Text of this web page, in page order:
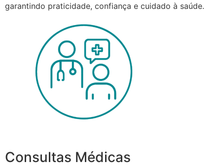
garantindo praticidade, confiança e cuidado à saúde.
Consultas Médicas